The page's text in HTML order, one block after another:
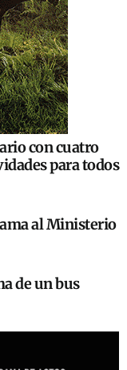
con cuatro
para todos
al Ministerio
de un bus